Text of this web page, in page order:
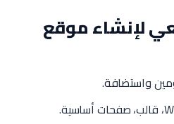
لإنشاء موقع
واستضافة.